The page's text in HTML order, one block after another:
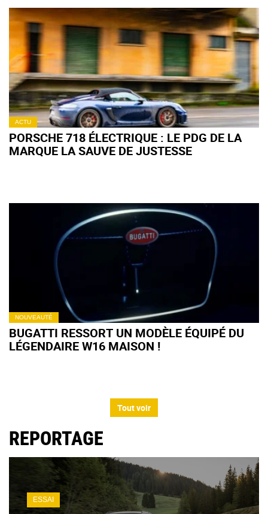
ACTU
PORSCHE 718 ÉLECTRIQUE : LE PDG DE LA
MARQUE LA SAUVE DE JUSTESSE
NOUVEAUTÉ
BUGATTI RESSORT UN MODÈLE ÉQUIPÉ DU
LÉGENDAIRE W16 MAISON !
Tout voir
REPORTAGE
ESSAI